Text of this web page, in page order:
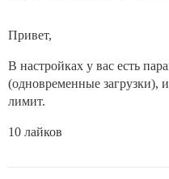
Привет,
В настройках у вас есть
(одновременные загрузки),
лимит.
10 лайков